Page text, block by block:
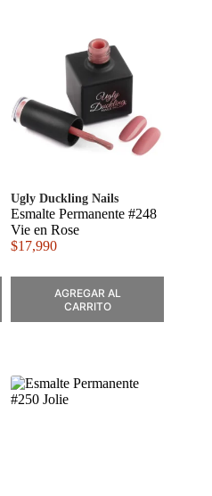
Ugly Duckling Nails
Esmalte Permanente #248
Vie en Rose
$17,990
AGREGAR AL
CARRITO